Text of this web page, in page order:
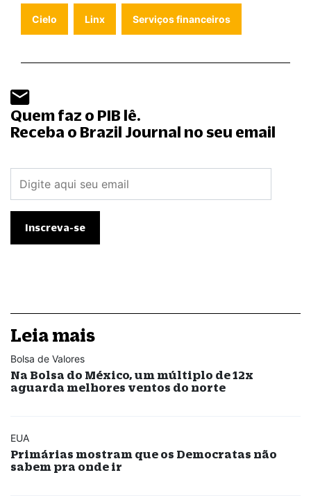
Cielo Linx Serviços financeiros
Quem faz o PIB lê.
Receba o Brazil Journal no seu email
Leia mais
Bolsa de Valores
Na Bolsa do México, um múltiplo de 12x
aguarda melhores ventos do norte
EUA
Primárias mostram que os Democratas não
sabem pra onde ir